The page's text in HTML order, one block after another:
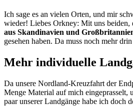
Ich sage es an vielen Orten, und mir
wieder! Liebes Orkney: Mit uns beiden,
aus Skandinavien und
gesehen haben. Da muss noch mehr
Mehr individuelle
Da unsere Nordland-Kreuzfahrt der
Menge Material auf mich eingeprasselt,
paar unserer Landgänge habe ich doch